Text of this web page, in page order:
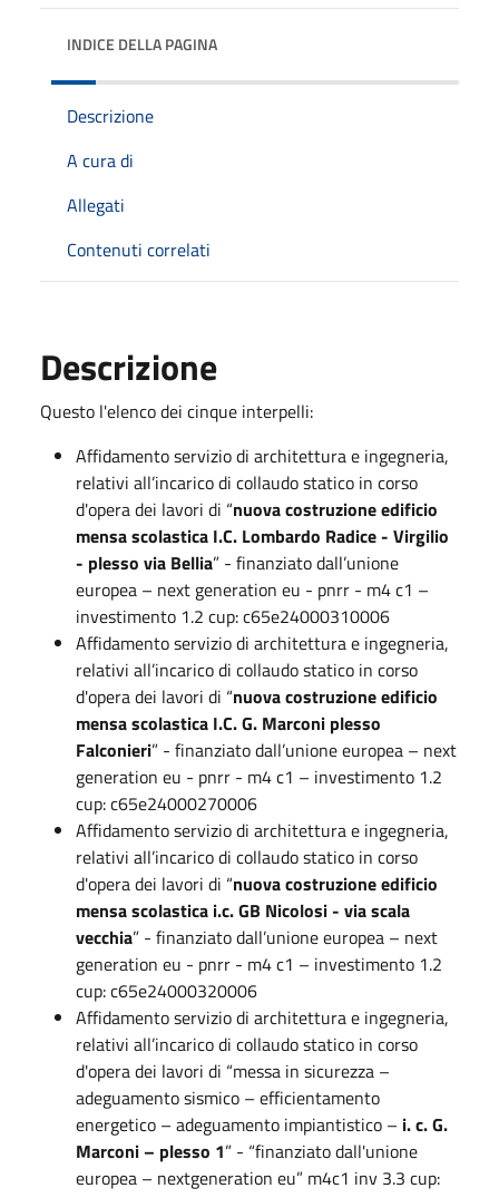
INDICE DELLA PAGINA
Descrizione
A cura di
Allegati
Contenuti correlati
Descrizione
Questo l'elenco dei cinque interpelli:
Affidamento servizio di architettura e ingegneria,
relativi all’incarico di collaudo statico in corso
d'opera dei lavori di “nuova costruzione edificio
mensa scolastica I.C. Lombardo Radice - Virgilio
- plesso via Bellia” - finanziato dall’unione
europea – next generation eu - pnrr - m4 c1 –
investimento 1.2 cup: c65e24000310006
Affidamento servizio di architettura e ingegneria,
relativi all’incarico di collaudo statico in corso
d'opera dei lavori di “nuova costruzione edificio
mensa scolastica I.C. G. Marconi plesso
Falconieri” - finanziato dall’unione europea – next
generation eu - pnrr - m4 c1 – investimento 1.2
cup: c65e24000270006
Affidamento servizio di architettura e ingegneria,
relativi all’incarico di collaudo statico in corso
d'opera dei lavori di “nuova costruzione edificio
mensa scolastica i.c. GB Nicolosi - via scala
vecchia” - finanziato dall’unione europea – next
generation eu - pnrr - m4 c1 – investimento 1.2
cup: c65e24000320006
Affidamento servizio di architettura e ingegneria,
relativi all’incarico di collaudo statico in corso
d'opera dei lavori di “messa in sicurezza –
adeguamento sismico – efficientamento
energetico – adeguamento impiantistico – i. c. G.
Marconi – plesso 1” - “finanziato dall'unione
europea – nextgeneration eu” m4c1 inv 3.3 cup: